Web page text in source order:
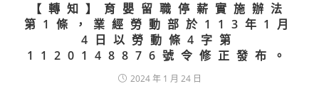
【轉知】育嬰留職停薪實施辦法
第1條，業經勞動部於113年1月
4日以勞動條4字第
1120148876號令修正發布。
2024 年 1 月 24 日